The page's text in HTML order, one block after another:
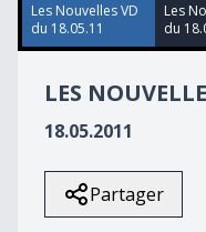
seconds
Les Nouvelles VD
du 18.05.11
Les
du
LES
18.05.2011
Partager